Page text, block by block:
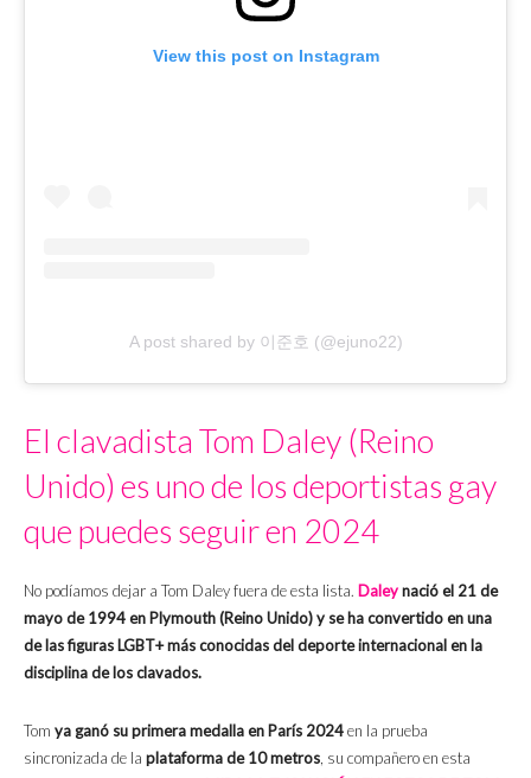
View this post on Instagram
A post shared by 이준호 (@ejuno22)
El clavadista Tom Daley (Reino
Unido) es uno de los deportistas gay
que puedes seguir en 2024
No podíamos dejar a Tom Daley fuera de esta lista. Daleynació el 21 de
mayo de 1994 en Plymouth (Reino Unido) y se ha convertido en una
de las figuras LGBT+ más conocidas del deporte internacional en la
disciplina de los clavados.
Tom ya ganó su primera medalla en París 2024en la prueba
sincronizada de la plataforma de 10 metros , su compañero en esta